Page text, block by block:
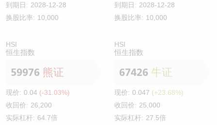
到期日: 2028-12-28
换股比率: 10,000
到期日: 2028-12-28
换股比率: 10,000
HSI
恒生指数
59976 熊证
现价: 0.04 (-31.03%)
收回价: 26,200
实际杠杆: 64.7倍
HSI
恒生指数
67426 牛证
现价: 0.047 (+23.68%)
收回价: 25,000
实际杠杆: 27.5倍